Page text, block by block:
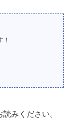
みください。